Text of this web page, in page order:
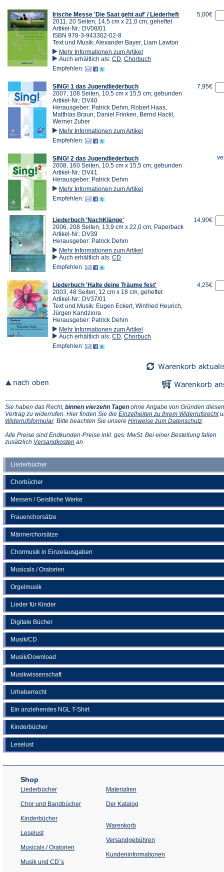
Liederbücher
Chorbücher
Messen / Geistliche Werke
Frauenchorsätze
Männerchorsätze
Chormusik in Einzelausgaben
Musicals / Oratorien
Orgelmusik
Lieder für Kinder
Digitale Bücher
Musik/CD
Musik/Download
Musikwissenschaft
Urheberrecht
Ein anziehendes NGL T-Shirt
Kinderbücher
Leselust
Irische Messe 'Die Saat geht auf' / Liederheft
2011, 20 Seiten, 14,5 cm x 21,0 cm, geheftet
Artikel-Nr.: DV08/01
ISBN 978-3-943302-02-8
Text und Musik: Alexander Bayer, Liam Lawton
Mehr Informationen zum Artikel
Auch erhältlich als: CD Chorbuch
Empfehlen:
5,00€
SING! 1 das Jugendliederbuch
2007, 108 Seiten, 10,5 cm x 15,5 cm, gebunden
Artikel-Nr.: DV40
Herausgeber: Patrick Dehm, Robert Haas,
Matthias Braun, Daniel Frinken, Bernd Hackl,
Werner Zuber
Mehr Informationen zum Artikel
Empfehlen:
7,95€
SING! 2 das Jugendliederbuch
2008, 160 Seiten, 10,5 cm x 15,5 cm, gebunden
Artikel-Nr.: DV41
Herausgeber: Patrick Dehm
Mehr Informationen zum Artikel
Empfehlen:
Liederbuch 'NachKlänge'
2006, 208 Seiten, 13,9 cm x 22,0 cm, Paperback
Artikel-Nr.: DV39
Herausgeber: Patrick Dehm
Mehr Informationen zum Artikel
Auch erhältlich als: CD
Empfehlen:
14,90€
Liederbuch 'Halte deine Träume fest'
2003, 48 Seiten, 12 cm x 18 cm, geheftet
Artikel-Nr.: DV37/01
Text und Musik: Eugen Eckert, Winfried Heurich,
Jürgen Kandziora
Herausgeber: Patrick Dehm
Mehr Informationen zum Artikel
Auch erhältlich als: CD Chorbuch
Empfehlen:
4,25€
Sie haben das Recht, binnen vierzehn Tagen ohne Angabe von Gründen diesen
Vertrag zu widerrufen. Hier finden Sie die Einzelheiten zu Ihrem Widerrufsrecht
Widerrufsformular(Öffnet
einem
neuen
. Bitte beachten Sie unsere Hinweise zum Datenschutz(Öffnet
einem
Alle Preise sind Endkunden-Preise inkl. ges. MwSt. Bei einer Bestellung fallen
zusätzlich Versandkosten (Öffnet
an.
Shop
Liederbücher
Chor und Bandbücher
Kinderbücher
Leselust
Musicals / Oratorien
Musik und CD´s
Materialien
Der Katalog
Warenkorb
Versandgebühren
Kundeninformationen